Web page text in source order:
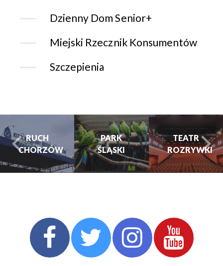
Dzienny Dom Senior+
Miejski Rzecznik Konsumentów
Szczepienia
PARK
ŚLĄSKI
TEATR
ROZRYWKI
PARK
ŚLĄSKI
CHORZOWSKIE
CENTRUM
KULTURY
turysta.Previous